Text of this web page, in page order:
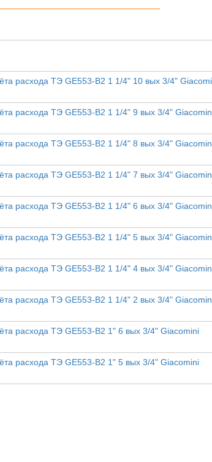
расхода ТЭ GE553-B2 1 1/4" 10 вых 3/4"
расхода ТЭ GE553-B2 1 1/4" 9 вых 3/4"
расхода ТЭ GE553-B2 1 1/4" 8 вых 3/4"
расхода ТЭ GE553-B2 1 1/4" 7 вых 3/4"
расхода ТЭ GE553-B2 1 1/4" 6 вых 3/4"
расхода ТЭ GE553-B2 1 1/4" 5 вых 3/4"
расхода ТЭ GE553-B2 1 1/4" 4 вых 3/4"
расхода ТЭ GE553-B2 1 1/4" 2 вых 3/4"
расхода ТЭ GE553-B2 1" 6 вых 3/4" Giacomini
расхода ТЭ GE553-B2 1" 5 вых 3/4" Giacomini